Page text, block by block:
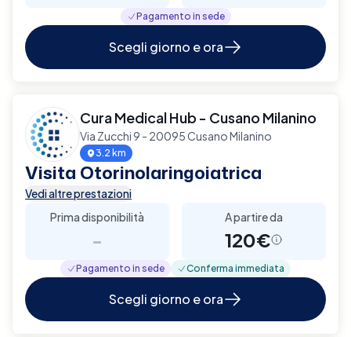
Pagamento in sede
Scegli giorno e ora
Cura Medical Hub - Cusano Milanino
Via Zucchi 9 - 20095 Cusano Milanino
3.2 km
Visita Otorinolaringoiatrica
Vedi altre prestazioni
Prima disponibilità
-
A partire da
120€
Pagamento in sede Conferma immediata
Scegli giorno e ora